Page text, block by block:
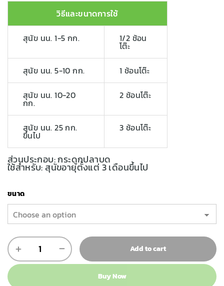
วิธีและขนาดการใช้
สุนัข นน. 1-5 กก. 1/2 ช้อน
โต๊ะ
สุนัข นน. 5-10 กก. 1 ช้อนโต๊ะ
สุนัข นน. 10-20
กก.
2 ช้อนโต๊ะ
สุนัข นน. 25 กก.
ขึ้นไป
3 ช้อนโต๊ะ
ส่วนประกอบ: กระดูกปลาบด
ใช้สำหรับ: สุนัขอายุตั้งแต่ 3 เดือนขึ้นไป
ขนาด
Add to cart
Buy Now